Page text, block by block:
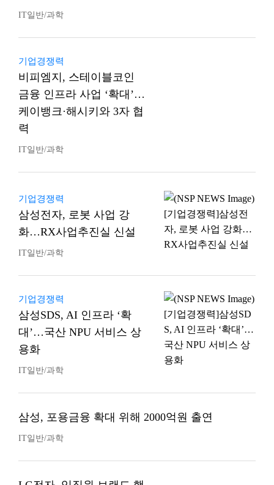
IT일반/과학
기업경쟁력
비피엠지, 스테이블코인
금융 인프라 사업 ‘확대’…
케이뱅크·해시키와 3자 협
력
IT일반/과학
기업경쟁력
삼성전자, 로봇 사업 강
화…RX사업추진실 신설
IT일반/과학
기업경쟁력
삼성SDS, AI 인프라 ‘확
대’…국산 NPU 서비스 상
용화
IT일반/과학
삼성, 포용금융 확대 위해 2000억원 출연
IT일반/과학